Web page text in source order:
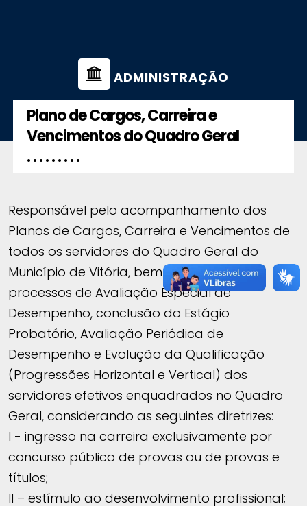
ADMINISTRAÇÃO
Plano de Cargos, Carreira e
Vencimentos do Quadro Geral
. . . . . . . . .
Responsável pelo acompanhamento dos
Planos de Cargos, Carreira e Vencimentos de
todos os servidores do Quadro Geral do
Município de Vitória, bem como pelos
processos de Avaliação Especial de
Desempenho, conclusão do Estágio
Probatório, Avaliação Periódica de
Desempenho e Evolução da Qualificação
(Progressões Horizontal e Vertical) dos
servidores efetivos enquadrados no Quadro
Geral, considerando as seguintes diretrizes:
I - ingresso na carreira exclusivamente por
concurso público de provas ou de provas e
títulos;
II – estímulo ao desenvolvimento profissional;